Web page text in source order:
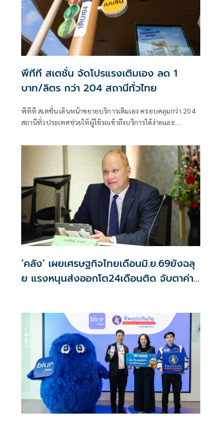
พีทีที สเตชั่น จัดโปรแรงเติมเอง ลด 1
บาท/ลิตร กว่า 204 สถานีทั่วไทย
พีทีที สเตชั่น เดินหน้าขยายบริการเติมเอง ครอบคลุมกว่า 204
สถานีทั่วประเทศช่วยให้ผู้ใช้รถเข้าถึงบริการได้ง่ายและ
เวลาเร่งด่วน
‘คลัง’ เผยเศรษฐกิจไทยเดือนมิ.ย.69ยังฉลุ
ย แรงหนุนส่งออกโต24เดือนติด จับตาค่า